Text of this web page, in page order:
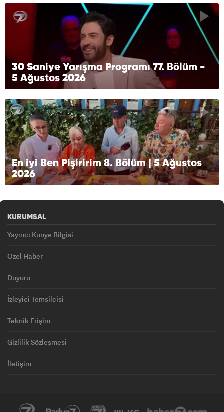
30 Saniye Yarışma Programı 77. Bölüm -
5 Ağustos 2026
En iyi Ben Pişiririm 8. Bölüm | 5 Ağustos
2026
KURUMSAL
Yayıncı Künye Bilgisi
Özel Haber
Duyuru
İzleyici Temsilcisi
Teknik Erişim
Gizlilik Sözleşmesi
İletişim